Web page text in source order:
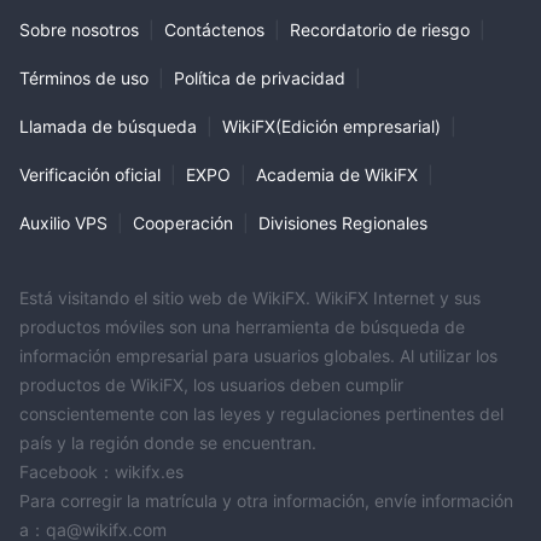
Sobre nosotros Contáctenos Recordatorio de riesgo
Términos de uso Política de privacidad
Llamada de búsqueda WikiFX(Edición empresarial)
Verificación oficial EXPO Academia de WikiFX
Auxilio VPS Cooperación Divisiones Regionales
Está visitando el sitio web de WikiFX. WikiFX Internet y sus
productos móviles son una herramienta de búsqueda de
información empresarial para usuarios globales. Al utilizar los
productos de WikiFX, los usuarios deben cumplir
conscientemente con las leyes y regulaciones pertinentes del
país y la región donde se encuentran.
Facebook：wikifx.es
Para corregir la matrícula y otra información, envíe información
a：qa@wikifx.com